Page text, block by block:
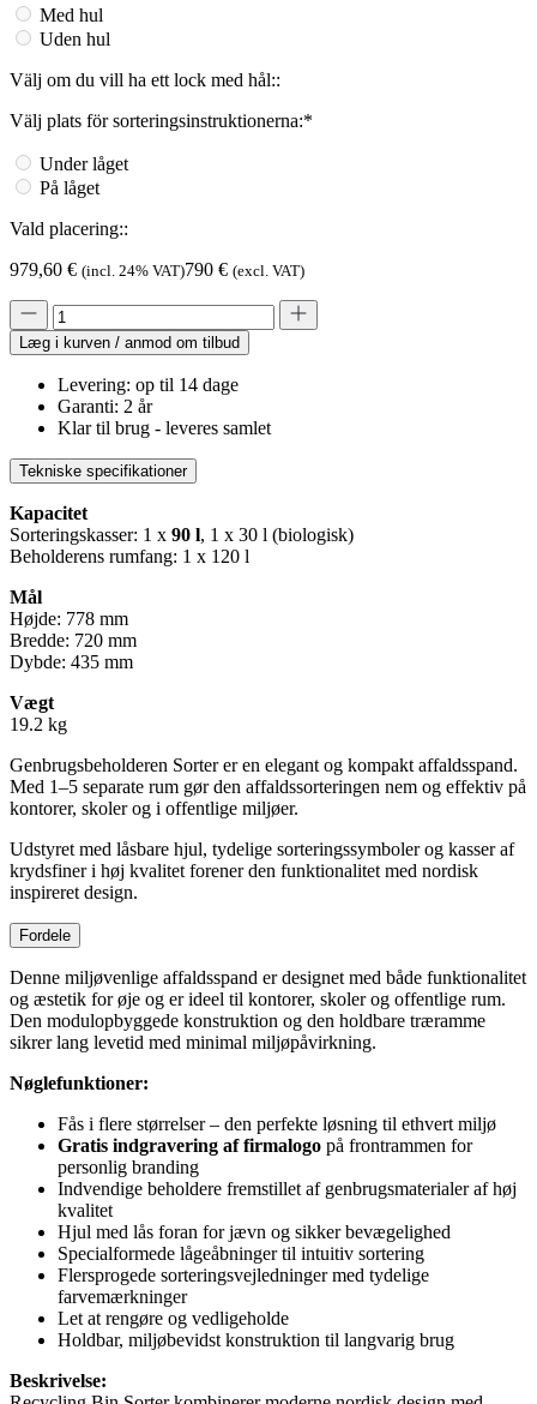
Med hul
Uden hul
Välj om du vill ha ett lock med hål::
Välj plats för sorteringsinstruktionerna:*
Under låget
På låget
Vald placering::
979,60 € (incl. 24% VAT)790 € (excl. VAT)
Læg i kurven / anmod om tilbud
Levering: op til 14 dage
Garanti: 2 år
Klar til brug - leveres samlet
Tekniske specifikationer
Kapacitet
Sorteringskasser: 1 x 90 l, 1 x 30 l (biologisk)
Beholderens rumfang: 1 x 120 l
Mål
Højde: 778 mm
Bredde: 720 mm
Dybde: 435 mm
Vægt
19.2 kg
Genbrugsbeholderen Sorter er en elegant og kompakt affaldsspand.
Med 1–5 separate rum gør den affaldssorteringen nem og effektiv på
kontorer, skoler og i offentlige miljøer.
Udstyret med låsbare hjul, tydelige sorteringssymboler og kasser af
krydsfiner i høj kvalitet forener den funktionalitet med nordisk
inspireret design.
Fordele
Denne miljøvenlige affaldsspand er designet med både funktionalitet
og æstetik for øje og er ideel til kontorer, skoler og offentlige rum.
Den modulopbyggede konstruktion og den holdbare træramme
sikrer lang levetid med minimal miljøpåvirkning.
Nøglefunktioner:
Fås i flere størrelser – den perfekte løsning til ethvert miljø
Gratis indgravering af firmalogo på frontrammen for
personlig branding
Indvendige beholdere fremstillet af genbrugsmaterialer af høj
kvalitet
Hjul med lås foran for jævn og sikker bevægelighed
Specialformede lågeåbninger til intuitiv sortering
Flersprogede sorteringsvejledninger med tydelige
farvemærkninger
Let at rengøre og vedligeholde
Holdbar, miljøbevidst konstruktion til langvarig brug
Beskrivelse: